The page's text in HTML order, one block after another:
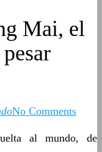
Mai, el
No Comments
al mundo, de